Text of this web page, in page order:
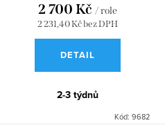
2 231,40 Kč bez DPH
2 700 Kč / role
DETAIL
2-3 týdnů
Kód: 9682